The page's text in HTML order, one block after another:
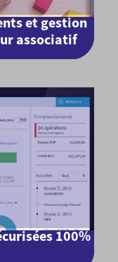
et gestion
associatif
100%